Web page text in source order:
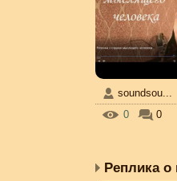
soundsou...
0
0
Реплика